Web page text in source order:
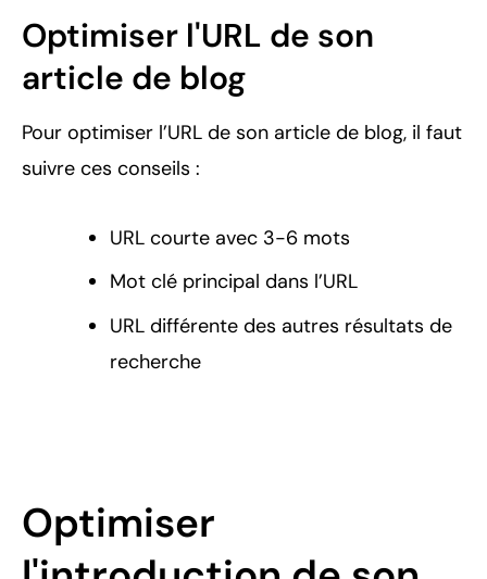
Optimiser l'URL de son
article de blog
Pour optimiser l’URL de son article de blog, il faut
suivre ces conseils :
URL courte avec 3-6 mots
Mot clé principal dans l’URL
URL différente des autres résultats de
recherche
Optimiser